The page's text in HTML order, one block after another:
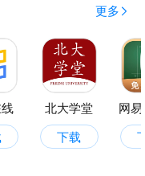
试通过率严控师资
北名师率达77%
华名师李楠、生物
张志浩等全国优秀名
更多
北大学堂
下载
网